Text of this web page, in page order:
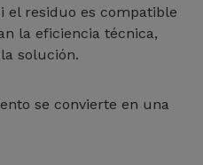
el residuo es compatible
la eficiencia técnica,
solución.
se convierte en una